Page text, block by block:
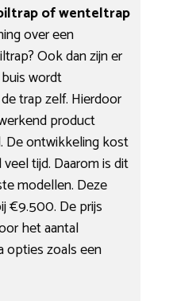
of wenteltrap
over een
Ook dan zijn er
wordt
trap zelf. Hierdoor
product
De ontwikkeling kost
tijd. Daarom is dit
modellen. Deze
€9.500. De prijs
het aantal
opties zoals een